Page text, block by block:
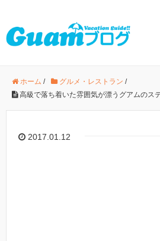
ホーム / グルメ・レストラン /
高級で落ち着いた雰囲気が漂うグアムのス
2017.01.12